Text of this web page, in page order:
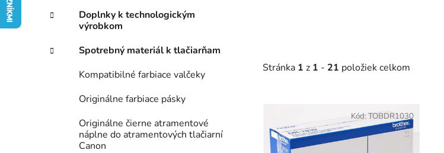
l
Doplnky k technologickým
výrobkom
Spotrebný materiál k tlačiarňam
Kompatibilné farbiace valčeky
Originálne farbiace pásky
Originálne čierne atramentové
náplne do atramentových tlačiarní
Canon
Stránka 1 z 1 - 21 položiek celkom
p
Kód:TOBDR1030